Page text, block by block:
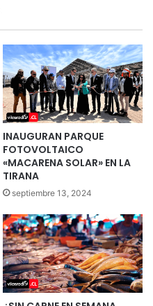
INAUGURAN PARQUE
FOTOVOLTAICO
«MACARENA SOLAR» EN LA
TIRANA
septiembre 13, 2024